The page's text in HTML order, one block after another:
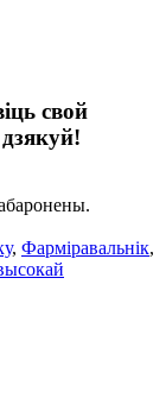
свой
, Фарміравальнік,